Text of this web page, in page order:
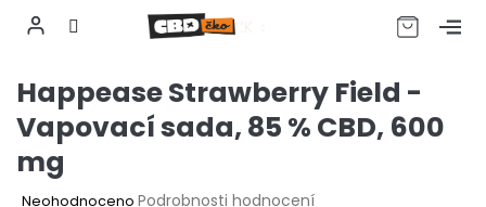
obsah
CZK
Happease Strawberry Field -
Vapovací sada, 85 % CBD, 600
mg
Průměrné
Neohodnoceno Podrobnosti hodnocení